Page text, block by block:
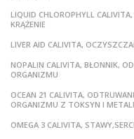
LIQUID CHLOROPHYLL
KRĄŻENIE
LIVER AID CALIVITA,
NOPALIN CALIVITA, BŁONNIK,
ORGANIZMU
OCEAN 21 CALIVITA,
ORGANIZMU Z TOKSYN I METALI
OMEGA 3 CALIVITA,